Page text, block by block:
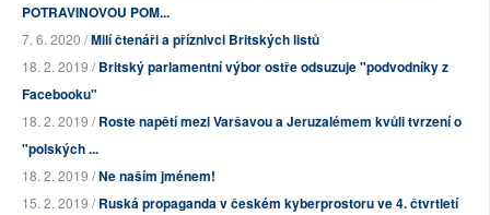
POTRAVINOVOU POM...
7. 6. 2020 /Milí čtenáři a příznivci Britských listů
18. 2. 2019 /Britský parlamentní výbor ostře odsuzuje "podvodníky z
Facebooku"
18. 2. 2019 /Roste napětí mezi Varšavou a Jeruzalémem kvůli tvrzení o
"polských ...
18. 2. 2019 /Ne naším jménem!
15. 2. 2019 /Ruská propaganda v českém kyberprostoru ve 4. čtvrtletí